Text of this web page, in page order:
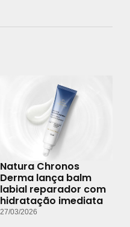
Natura Chronos
Derma lança balm
labial reparador com
hidratação imediata
27/03/2026